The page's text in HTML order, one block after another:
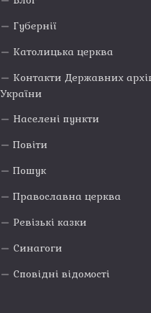
Губернії
Католицька церква
Контакти Державних
України
Населені пункти
Повіти
Пошук
Православна церква
Ревізькі казки
Синагоги
Сповідні відомості